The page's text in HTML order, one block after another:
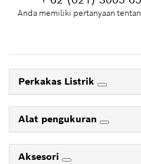
Anda memiliki pertanyaan
Perkakas Listrik
Alat pengukuran
Aksesori